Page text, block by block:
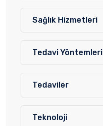
Sağlık Hizmetleri
Tedavi Yöntemleri
Tedaviler
Teknoloji